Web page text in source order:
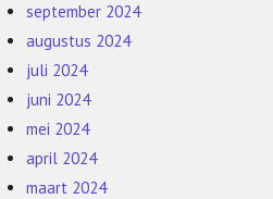
september 2024
augustus 2024
juli 2024
juni 2024
mei 2024
april 2024
maart 2024